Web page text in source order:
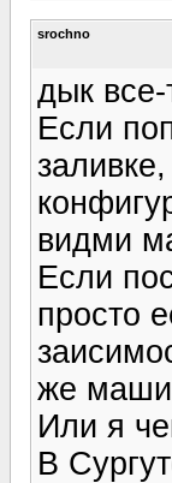
srochno
дык
Если
видми
Если
просто
же
Или я
В